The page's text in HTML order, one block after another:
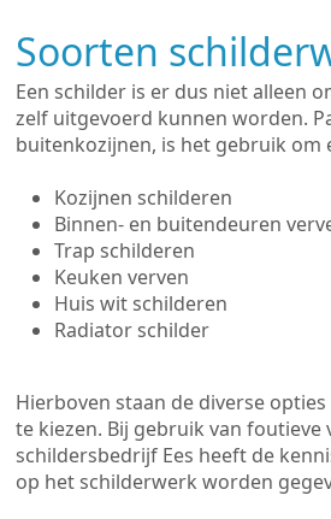
Soorten
Een schilder is er dus niet alleen
zelf uitgevoerd kunnen worden.
buitenkozijnen, is het gebruik om
Kozijnen schilderen
Binnen- en buitendeuren
Trap schilderen
Keuken verven
Huis wit schilderen
Radiator schilder
Hierboven staan de diverse
te kiezen. Bij gebruik van
schildersbedrijf Ees heeft de
op het schilderwerk worden